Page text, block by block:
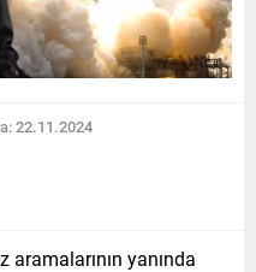
22.11.2024
aramalarının yanında